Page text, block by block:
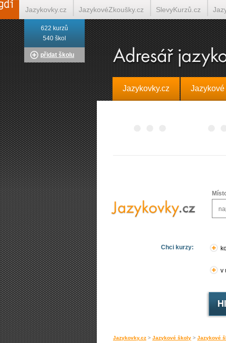
Jazykovky.cz Jazykové
Chci kurzy:
v
Jazykovky.cz > Jazykové školy > Jazykové
622 kurzů
540 škol
přidat školu
Jazykovky.cz JazykovéZkoušky.cz SlevyKurzů.cz
Italština on-line Tlumočení-Překlady.cz Překládá.cz